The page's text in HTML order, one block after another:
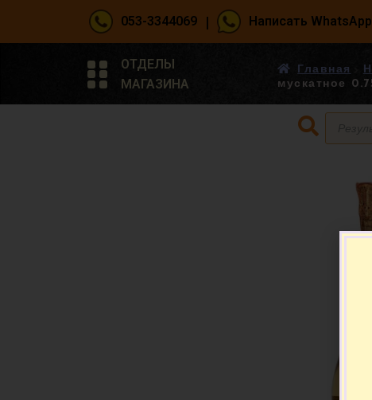
053-3344069 | Написать WhatsApp
ОТДЕЛЫ
МАГАЗИНА
Главная